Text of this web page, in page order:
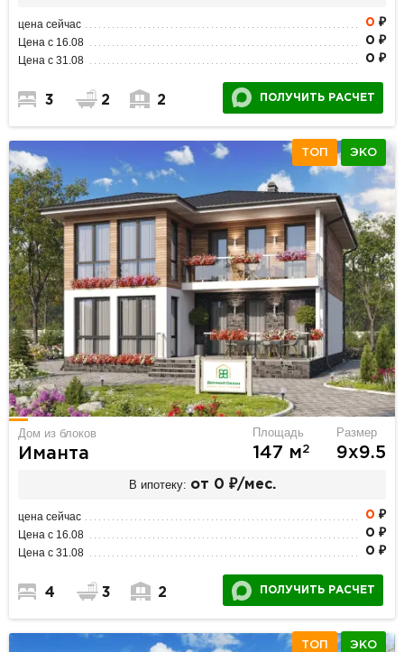
цена сейчас 0 ₽
Цена с 16.08 0 ₽
Цена с 31.08 0 ₽
3 2 2 ПОЛУЧИТЬ РАСЧЕТ
ТОП ЭКО
Дом из блоков
Иманта
Площадь
147 м2
Размер
9х9.5
В ипотеку: от 0 ₽/мес.
цена сейчас 0 ₽
Цена с 16.08 0 ₽
Цена с 31.08 0 ₽
4 3 2 ПОЛУЧИТЬ РАСЧЕТ
ТОП ЭКО